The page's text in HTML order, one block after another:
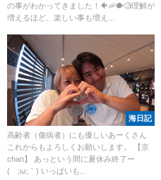
の事がわかってきました！🐠🦐🐡🧐理解が
増えるほど、楽しい事も増え...
海日記
高齢者（傷病者）にも優しいあーくさん
これからもよろしくお願いします。 【京
chan】 あっという間に夏休み終了ー
(´;ω;｀) いっぱいも...